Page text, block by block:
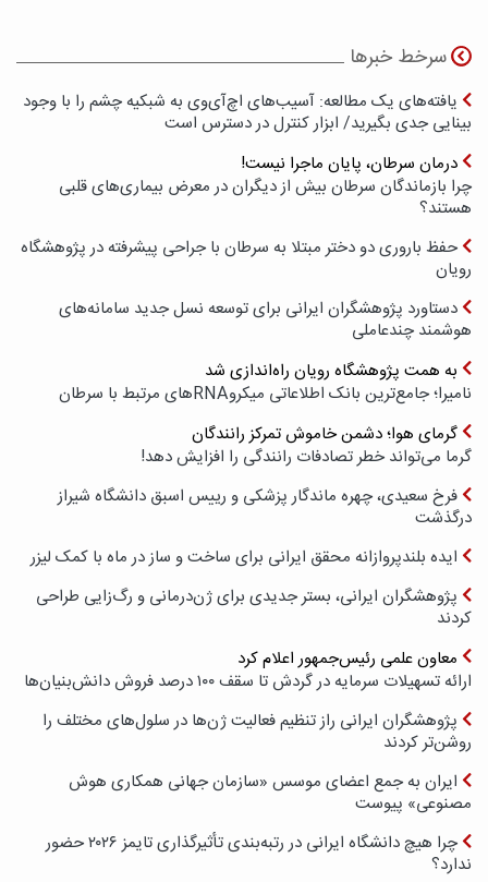
سرخط خبرها
یافته‌های یک مطالعه: آسیب‌های اچ‌آی‌وی به شبکیه چشم را با وجود
بینایی جدی بگیرید/ ابزار کنترل در دسترس است
درمان سرطان، پایان ماجرا نیست!
چرا بازماندگان سرطان بیش از دیگران در معرض بیماری‌های قلبی
هستند؟
حفظ باروری دو دختر مبتلا به سرطان با جراحی پیشرفته در پژوهشگاه
رویان
دستاورد پژوهشگران ایرانی برای توسعه نسل جدید سامانه‌های
هوشمند چندعاملی
به همت پژوهشگاه رویان راه‌اندازی شد
نامیرا؛ جامع‌ترین بانک اطلاعاتی میکروRNAهای مرتبط با سرطان
گرمای هوا؛ دشمن خاموش تمرکز رانندگان
گرما می‌تواند خطر تصادفات رانندگی را افزایش دهد!
فرخ سعیدی، چهره ماندگار پزشکی و رییس اسبق دانشگاه شیراز
درگذشت
ایده بلندپروازانه محقق ایرانی برای ساخت و ساز در ماه با کمک لیزر
پژوهشگران ایرانی، بستر جدیدی برای ژن‌درمانی و رگ‌زایی طراحی
کردند
معاون علمی رئیس‌جمهور اعلام کرد
ارائه تسهیلات سرمایه در گردش تا سقف ۱۰۰ درصد فروش دانش‌بنیان‌ها
پژوهشگران ایرانی راز تنظیم فعالیت ژن‌ها در سلول‌های مختلف را
روشن‌تر کردند
ایران به جمع اعضای موسس «سازمان جهانی همکاری هوش
مصنوعی» پیوست
چرا هیچ دانشگاه ایرانی در رتبه‌بندی تأثیرگذاری تایمز ۲۰۲۶ حضور
ندارد؟